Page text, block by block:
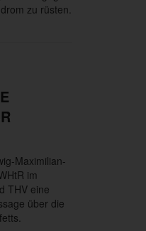
zu rüsten.
Maximilian-
im
THV eine
über die